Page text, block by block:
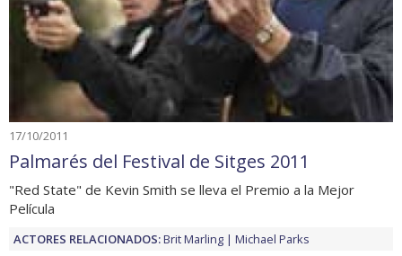
17/10/2011
Palmarés del Festival de Sitges 2011
"Red State" de Kevin Smith se lleva el Premio a la Mejor
Película
ACTORES RELACIONADOS:Brit Marling Michael Parks